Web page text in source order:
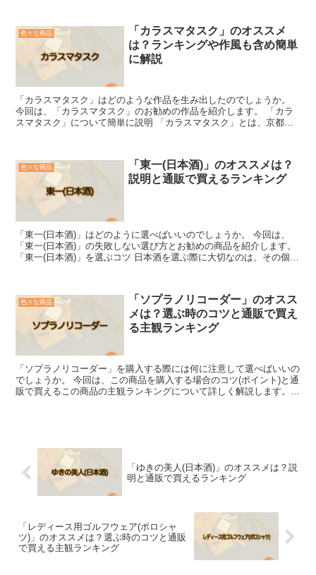
色々な商品
「カラスマタスク」のオススメ
は？ランキングや作風も含め簡単
に解説
「カラスマタスク」はどのような作品を生み出したのでしょうか。
今回は、「カラスマタスク」のお勧めの作品を紹介します。 「カラ
スマタスク」について簡単に説明 「カラスマタスク」とは、京都府
色々な商品
「東一(日本酒)」のオススメは？
説明と通販で買えるランキング
「東一(日本酒)」はどのように選べばいいのでしょうか。 今回は、
「東一(日本酒)」の失敗しない選び方とお勧めの商品を紹介します。
「東一(日本酒)」を選ぶコツ 日本酒を選ぶ際に大切なのは、その個性
色々な商品
「ソプラノリコーダー」のオスス
メは？選ぶ時のコツと通販で買え
る主観ランキング
「ソプラノリコーダー」を購入する際には何に注意して選べばいいの
でしょうか。 今回は、この商品を購入する場合のコツ(ポイント)と通
販で買えるこの商品の主観ランキングについて詳しく解説します。
「ゆきの美人(日本酒)」のオススメは？説
明と通販で買えるランキング
「レディース用ゴルフウェア(ポロシャ
ツ)」のオススメは？選ぶ時のコツと通販
で買える主観ランキング